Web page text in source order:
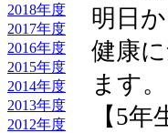
2018年度
2017年度
2016年度
2015年度
2014年度
2013年度
2012年度
明日
健康
ます。
【5